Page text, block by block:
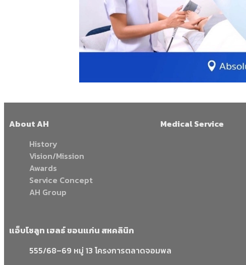
About AH
History
Vision/Mission
Awards
Service Concept
AH Group
Medical Service
แอ็บโซลูท เฮลธ์ ขอนแก่น สหคลินิก
555/68–69 หมู่ 13 โครงการตลาดจอมพล